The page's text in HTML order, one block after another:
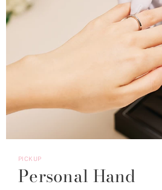
PICKUP
Personal Hand